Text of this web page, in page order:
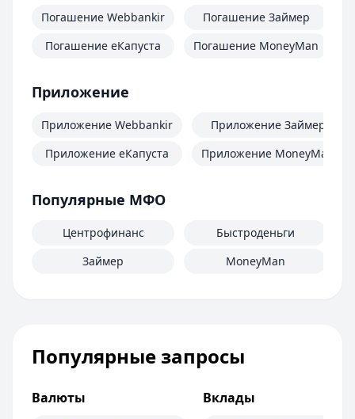
Погашение Webbankir
Погашение еКапуста
Погашение Займер
Погашение MoneyMan
Приложение
Приложение Webbankir
Приложение еКапуста
Приложение Займер
Приложение MoneyMan
Популярные МФО
Центрофинанс
Займер
Быстроденьги
MoneyMan
Популярные запросы
Валюты Вклады